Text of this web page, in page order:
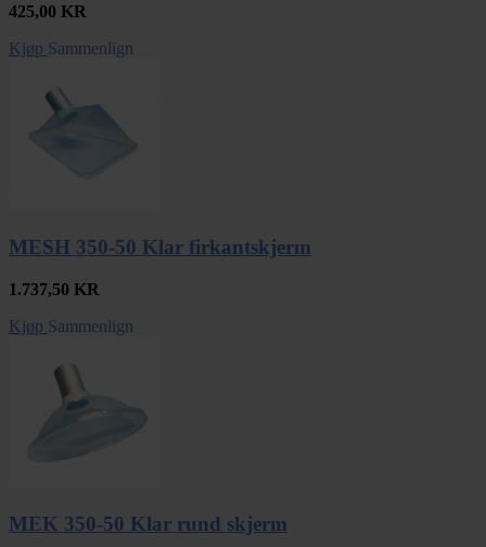
425,00 KR
Kjøp Sammenlign
MESH 350-50 Klar firkantskjerm
1.737,50 KR
Kjøp Sammenlign
MEK 350-50 Klar rund skjerm